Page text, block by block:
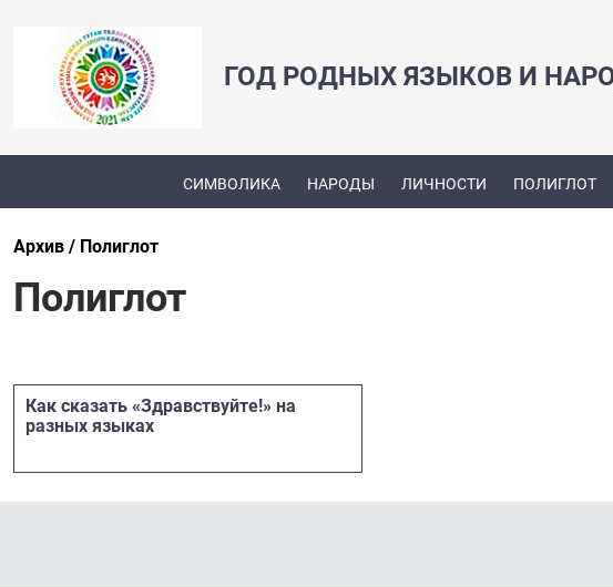
ГОД РОДНЫХ ЯЗЫКОВ И
СИМВОЛИКА НАРОДЫ ЛИЧНОСТИ ПОЛИГЛОТ
Архив Полиглот
Полиглот
Как сказать «Здравствуйте!» на
разных языках